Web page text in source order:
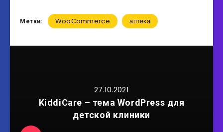
Метки: WooCommerce аптека
27.10.2021
KiddiCare – тема WordPress для
детской клиники